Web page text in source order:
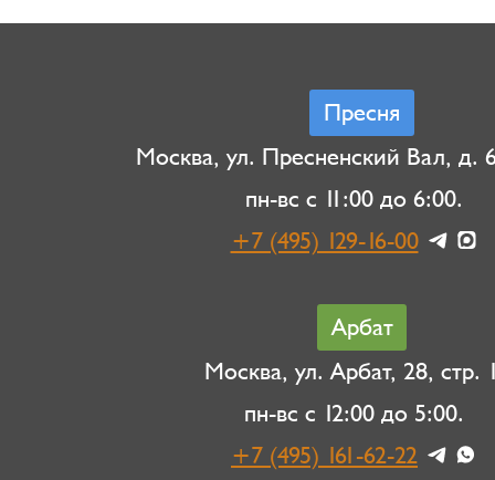
Пресня
Москва, ул. Пресненский Вал, д.
пн-вс с 11:00 до 6:00.
+7 (495) 129-16-00
Арбат
Москва, ул. Арбат, 28, стр.
пн-вс с 12:00 до 5:00.
+7 (495) 161-62-22